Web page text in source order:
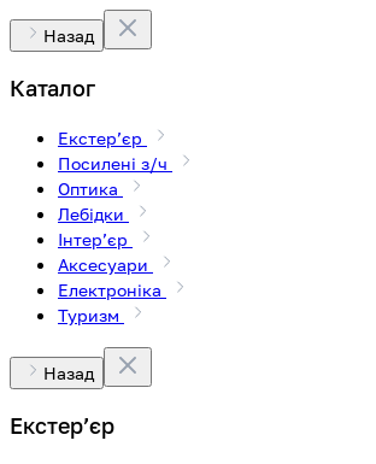
Назад
Каталог
Екстерʼєр
Посилені з/ч
Оптика
Лебідки
Інтерʼєр
Аксесуари
Електроніка
Туризм
Назад
Екстерʼєр